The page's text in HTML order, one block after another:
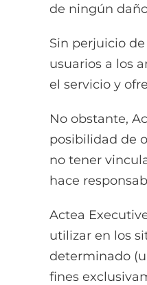
de ningún
Sin perjuicio
usuarios a los
el servicio y
No obstante,
posibilidad de
no tener
hace
Actea
utilizar en los
determinado
fines